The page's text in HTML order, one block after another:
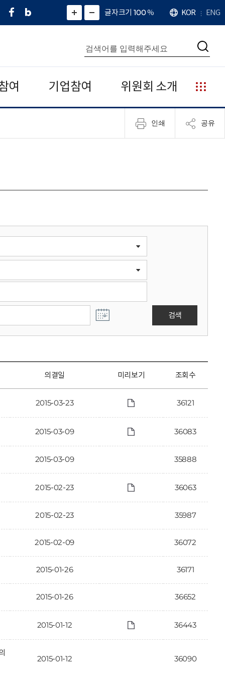
페
네
그
)
화
면
면
소
확
대
치
글자크기 100%
언
어
KOR ENG
통
합
검
색
검
여 기업참여 위원회 소개
누
리
집
안
인쇄 공유
검색
의결일 미리보기 조회수
2015-03-23 36121
2015-03-09 36083
2015-03-09 35888
2015-02-23 36063
2015-02-23 35987
2015-02-09 36072
2015-01-26 36171
2015-01-26 36652
2015-01-12 36443
2015-01-12 36090